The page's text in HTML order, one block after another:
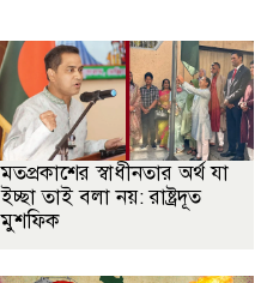
মতপ্রকাশের স্বাধীনতার অর্থ যা
ইচ্ছা তাই বলা নয়: রাষ্ট্রদূত
মুশফিক